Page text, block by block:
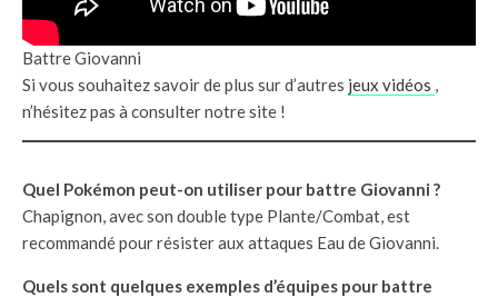
Battre Giovanni
Si vous souhaitez savoir de plus sur d’autres jeux vidéos ,
n’hésitez pas à consulter notre site !
Quel Pokémon peut-on utiliser pour battre Giovanni ?
Chapignon, avec son double type Plante/Combat, est
recommandé pour résister aux attaques Eau de Giovanni.
Quels sont quelques exemples d’équipes pour battre